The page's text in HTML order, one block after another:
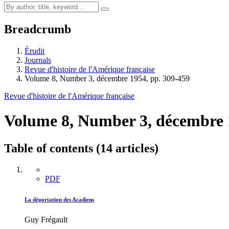
Breadcrumb
Érudit
Journals
Revue d'histoire de l'Amérique française
Volume 8, Number 3, décembre 1954, pp. 309-459
Revue d'histoire de l'Amérique française
Volume 8, Number 3, décembre
Table of contents (14 articles)
PDF
La déportation des Acadiens
Guy Frégault